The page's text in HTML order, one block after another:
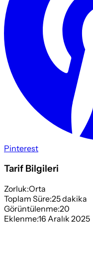
Pinterest
Tarif Bilgileri
Zorluk:Orta
Toplam Süre:25dakika
Görüntülenme:20
Eklenme:16 Aralık 2025